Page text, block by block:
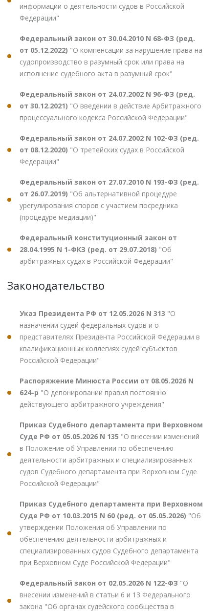
информации о деятельности судов в Российской
Федерации"
Федеральный закон от 30.04.2010 N 68-ФЗ (ред.
от 05.12.2022) "О компенсации за нарушение права на
судопроизводство в разумный срок или права на
исполнение судебного акта в разумный срок"
Федеральный закон от 24.07.2002 N 96-ФЗ (ред.
от 30.12.2021) "О введении в действие Арбитражного
процессуального кодекса Российской Федерации"
Федеральный закон от 24.07.2002 N 102-ФЗ (ред.
от 08.12.2020) "О третейских судах в Российской
Федерации"
Федеральный закон от 27.07.2010 N 193-ФЗ (ред.
от 26.07.2019) "Об альтернативной процедуре
урегулирования споров с участием посредника
(процедуре медиации)"
Федеральный конституционный закон от
28.04.1995 N 1-ФКЗ (ред. от 29.07.2018) "Об
арбитражных судах в Российской Федерации"
Законодательство
Указ Президента РФ от 12.05.2026 N 313 "О
назначении судей федеральных судов и о
представителях Президента Российской Федерации в
квалификационных коллегиях судей субъектов
Российской Федерации"
Распоряжение Минюста России от 08.05.2026 N
624-р "О депонировании правил постоянно
действующего арбитражного учреждения"
Приказ Судебного департамента при Верховном
Суде РФ от 05.05.2026 N 135 "О внесении изменений
в Положение об Управлении по обеспечению
деятельности арбитражных и специализированных
судов Судебного департамента при Верховном Суде
Российской Федерации"
Приказ Судебного департамента при Верховном
Суде РФ от 10.03.2015 N 60 (ред. от 05.05.2026) "Об
утверждении Положения об Управлении по
обеспечению деятельности арбитражных и
специализированных судов Судебного департамента
при Верховном Суде Российской Федерации"
Федеральный закон от 02.05.2026 N 122-ФЗ "О
внесении изменений в статьи 6 и 13 Федерального
закона "Об органах судейского сообщества в